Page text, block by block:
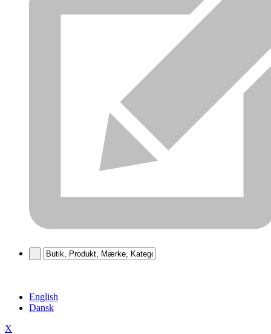
English
Dansk
X